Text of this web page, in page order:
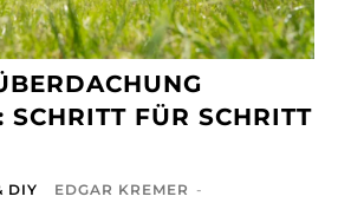
SCHRITT FÜR SCHRITT
DIY EDGAR KREMER -